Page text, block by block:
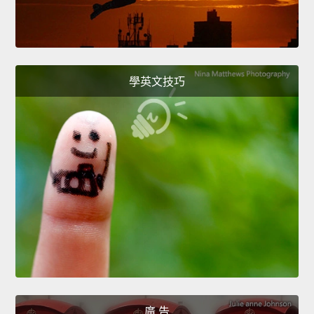
學英文技巧